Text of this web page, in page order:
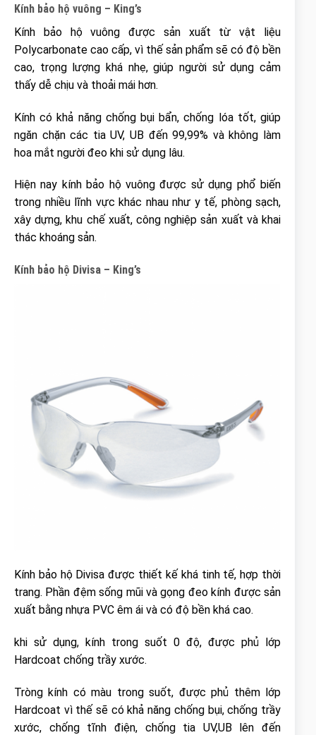
Kính bảo hộ vuông – King’s
Kính bảo hộ vuông được sản xuất từ vật liệu
Polycarbonate cao cấp, vì thế sản phẩm sẽ có độ bền
cao, trọng lượng khá nhẹ, giúp người sử dụng cảm
thấy dễ chịu và thoải mái hơn.
Kính có khả năng chống bụi bẩn, chống lóa tốt, giúp
ngăn chặn các tia UV, UB đến 99,99% và không làm
hoa mắt người đeo khi sử dụng lâu.
Hiện nay kính bảo hộ vuông được sử dụng phổ biến
trong nhiều lĩnh vực khác nhau như y tế, phòng sạch,
xây dựng, khu chế xuất, công nghiệp sản xuất và khai
thác khoáng sản.
Kính bảo hộ Divisa – King’s
Kính bảo hộ Divisa được thiết kế khá tinh tế, hợp thời
trang. Phần đệm sống mũi và gọng đeo kính được sản
xuất bằng nhựa PVC êm ái và có độ bền khá cao.
khi sử dụng, kính trong suốt 0 độ, được phủ lớp
Hardcoat chống trầy xước.
Tròng kính có màu trong suốt, được phủ thêm lớp
Hardcoat vì thế sẽ có khả năng chống bụi, chống trầy
xước, chống tĩnh điện, chống tia UV,UB lên đến